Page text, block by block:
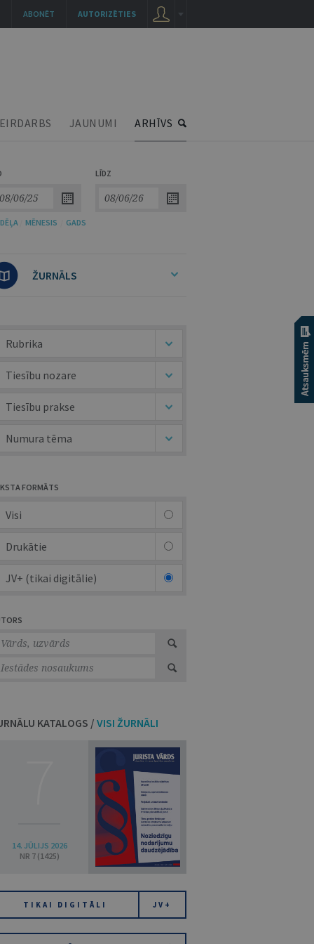
JAUNUMI ARHĪVS
LĪDZ
MĒNESIS GADS
ŽURNĀLS
Rubrika
Tiesību nozare
Tiesību prakse
Numura tēma
FORMĀTS
Visi
Drukātie
JV+ (tikai digitālie)
KATALOGS /VISI ŽURNĀLI
14. JŪLIJS 2026
NR 7 (1425)
TIKAI DIGITĀLI JV+
AUTORIZĒTIES
ABONĒT